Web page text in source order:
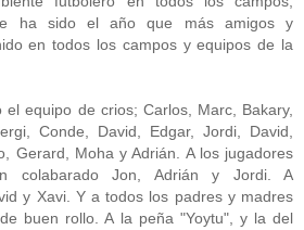
ha sido el año que más amigos y
en todos los campos y equipos de la
el equipo de crios; Carlos, Marc, Bakary,
Conde, David, Edgar, Jordi, David,
Gerard, Moha y Adrián. A los jugadores
colabarado Jon, Adrián y Jordi. A
y Xavi. Y a todos los padres y madres
buen rollo. A la peña "Yoytu", y la del